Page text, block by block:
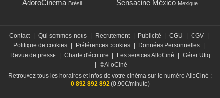
AdoroCinema Brésil Sensacine México Mexique
Contact Qui sommes-nous Recrutement Publicité CGU CGV
Politique de cookies
Préférences cookies Données Personnelles
Revue de presse
Charte d'écriture Les services AlloCiné
Gérer Utiq
©AlloCiné
Retrouvez tous les horaires et infos de votre cinéma sur le numéro AlloCiné :
0 892 892 892(0,90€/minute)